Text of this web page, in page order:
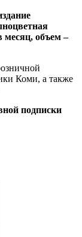
месяц, объем –
Коми, а также
подписки